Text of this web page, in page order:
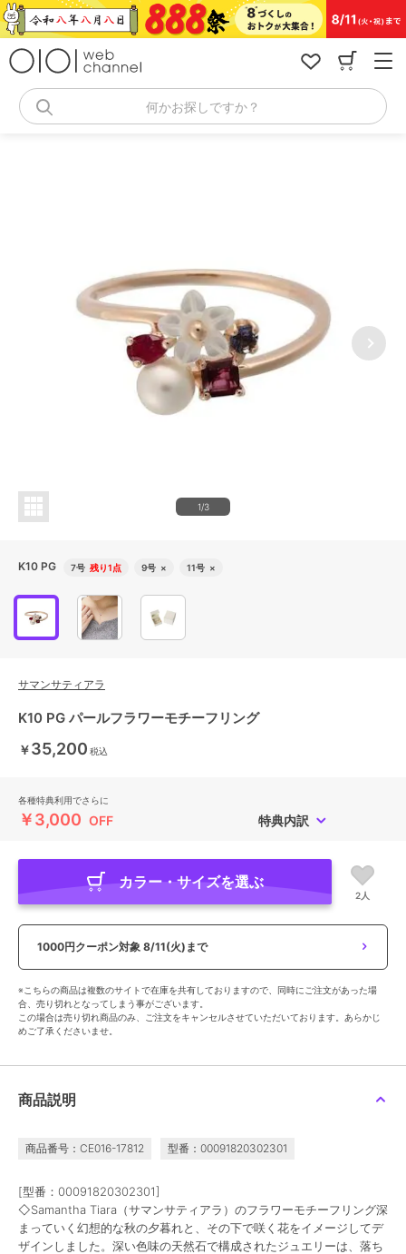
コ
ン
何かお探しですか？
1/3
K10 PG 7号 残り1点 9号 × 11号 ×
サマンサティアラ
K10 PG パールフラワーモチーフリング
￥35,200 税込
各種特典利用でさらに
￥3,000 OFF 特典内訳
カラー・サイズを選ぶ
2人
1000円クーポン対象 8/11(火)まで
※こちらの商品は複数のサイトで在庫を共有しておりますので、同時にご注文があった場
合、売り切れとなってしまう事がございます。
この場合は売り切れ商品のみ、ご注文をキャンセルさせていただいております。あらかじ
めご了承くださいませ。
商品説明
商品番号：CE016-17812 型番：00091820302301
[型番：00091820302301]
◇Samantha Tiara（サマンサティアラ）のフラワーモチーフリング深
まっていく幻想的な秋の夕暮れと、その下で咲く花をイメージしてデ
ザインしました。深い色味の天然石で構成されたジュエリーは、落ち